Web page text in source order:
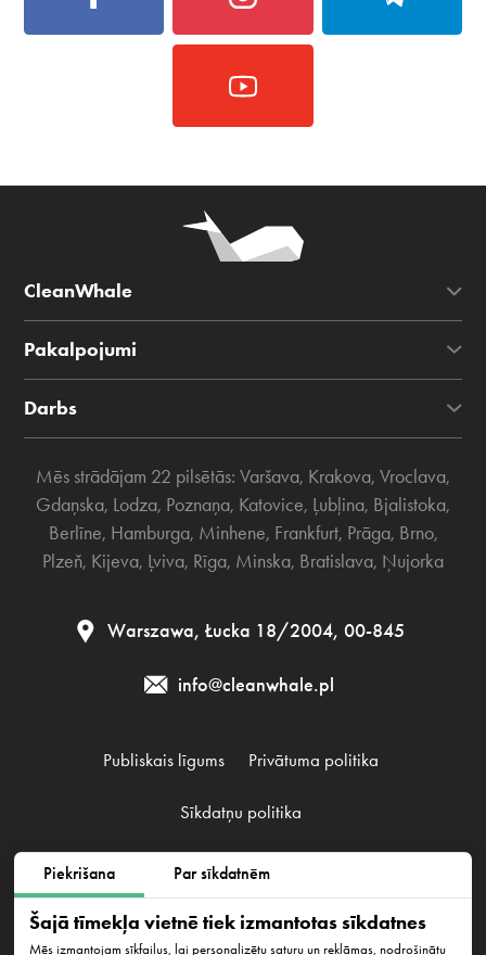
Piekrišana Par sīkdatnēm
Šajā tīmekļa vietnē tiek izmantotas sīkdatnes
Mēs izmantojam sīkfailus, lai personalizētu saturu un reklāmas, nodrošinātu
CleanWhale
Pakalpojumi
Darbs
Mēs strādājam 22 pilsētās: Varšava, Krakova, Vroclava,
Gdaņska, Lodza, Poznaņa, Katovice, Ļubļina, Bjalistoka,
Berlīne, Hamburga, Minhene, Frankfurt, Prāga, Brno,
Plzeň, Kijeva, Ļviva, Rīga, Minska, Bratislava, Ņujorka
Warszawa, Łucka 18/2004, 00-845
info@cleanwhale.pl
Publiskais līgums Privātuma politika
Sīkdatņu politika
Clean Whale Sp. z o.o., KRS 0000868230, NIP: 6751738063,
REGON: 38745511400000
Warszawa, Łucka 18/2004, 00-845